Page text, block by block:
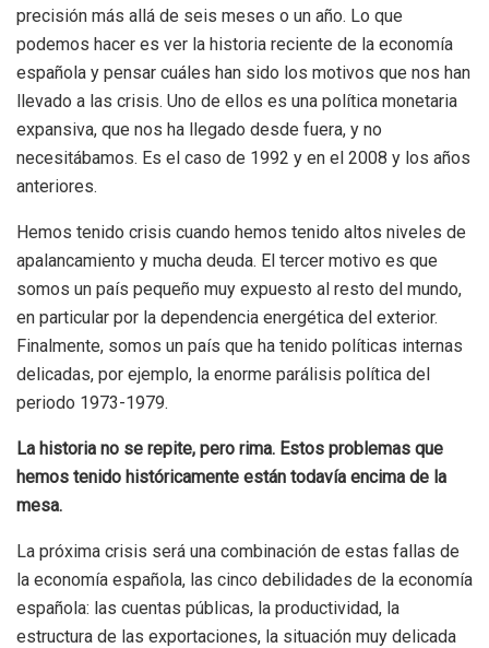
precisión más allá de seis meses o un año. Lo que
podemos hacer es ver la historia reciente de la economía
española y pensar cuáles han sido los motivos que nos han
llevado a las crisis. Uno de ellos es una política monetaria
expansiva, que nos ha llegado desde fuera, y no
necesitábamos. Es el caso de 1992 y en el 2008 y los años
anteriores.
Hemos tenido crisis cuando hemos tenido altos niveles de
apalancamiento y mucha deuda. El tercer motivo es que
somos un país pequeño muy expuesto al resto del mundo,
en particular por la dependencia energética del exterior.
Finalmente, somos un país que ha tenido políticas internas
delicadas, por ejemplo, la enorme parálisis política del
periodo 1973-1979.
La historia no se repite, pero rima. Estos problemas que
hemos tenido históricamente están todavía encima de la
mesa.
La próxima crisis será una combinación de estas fallas de
la economía española, las cinco debilidades de la economía
española: las cuentas públicas, la productividad, la
estructura de las exportaciones, la situación muy delicada